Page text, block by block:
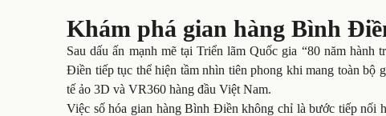
Khám phá gian hàng Bình
Sau dấu ấn mạnh mẽ tại Triển lãm Quốc gia “80 năm
Điền tiếp tục thể hiện tầm nhìn tiên phong khi mang toàn bộ
tế ảo 3D và VR360 hàng đầu Việt Nam.
Việc số hóa gian hàng Bình Điền không chỉ là bước tiếp nối